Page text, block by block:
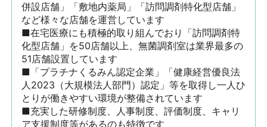
併設店舗」「敷地内薬局」「訪問調剤特化型店舗」
など様々な店舗を運営しています
■在宅医療にも積極的取り組んでおり「訪問調剤特
化型店舗」を50店舗以上、無菌調剤室は業界最多の
51店舗設置しています
■「プラチナくるみん認定企業」「健康経営優良法
人2023（大規模法人部門）認定」等を取得し一人ひ
とりが働きやすい環境が整備されています
■充実した研修制度、人事制度、評価制度、キャリ
ア支援制度等があるのも特徴です